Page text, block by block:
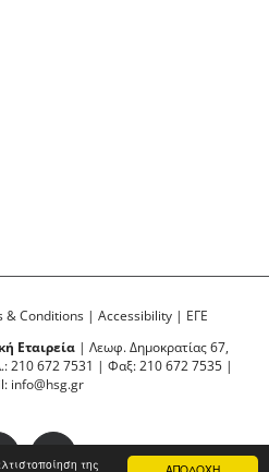
της
& Conditions | Accessibility | ΕΓΕ
Εταιρεία | Λεωφ. Δημοκρατίας 67,
210 672 7531 | Φαξ: 210 672 7535 |
info@hsg.gr
YouTube